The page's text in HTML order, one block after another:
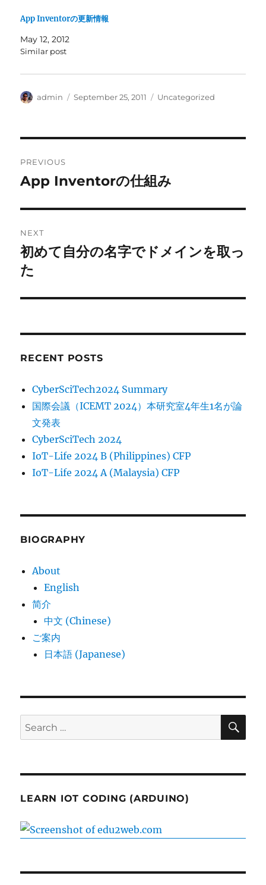
App Inventorの更新情報
May 12, 2012
Similar post
Author
admin
Posted
September 25, 2011 Categories
Uncategorized
navigation
PREVIOUS
Previous
App Inventorの仕組み
NEXT
Next
post:
初めて自分の名字でドメインを取っ
た
RECENT POSTS
CyberSciTech2024 Summary
国際会議（ICEMT 2024）本研究室4年生1名が論
文発表
CyberSciTech 2024
IoT-Life 2024 B (Philippines) CFP
IoT-Life 2024 A (Malaysia) CFP
BIOGRAPHY
About
English
简介
中文 (Chinese)
ご案内
日本語 (Japanese)
Search
for:
LEARN IOT CODING (ARDUINO)